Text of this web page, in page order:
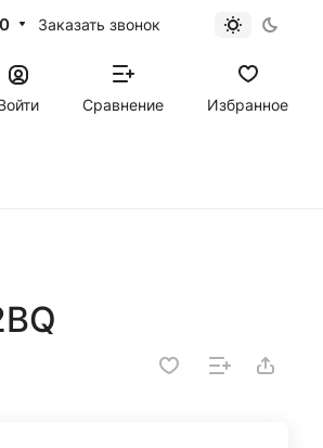
Заказать звонок
Сравнение Избранное